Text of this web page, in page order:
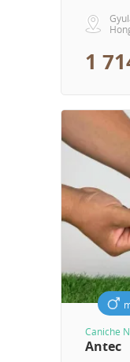
1
Caniche
Antec